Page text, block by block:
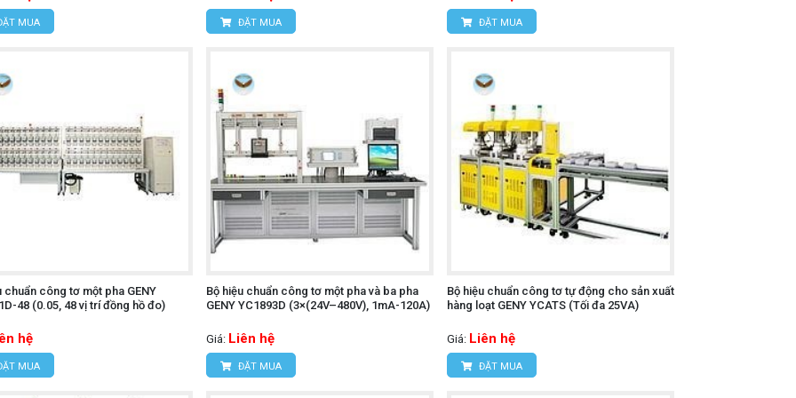
MUA ĐẶT MUA ĐẶT MUA
chuẩn công tơ một pha GENY
48 (0.05, 48 vị trí đồng hồ đo)
hệ
MUA
Bộ hiệu chuẩn công tơ một pha và ba pha
GENY YC1893D (3×(24V–480V), 1mA-120A)
Giá: Liên hệ
ĐẶT MUA
Bộ hiệu chuẩn công tơ tự động cho sản xuất
hàng loạt GENY YCATS (Tối đa 25VA)
Giá: Liên hệ
ĐẶT MUA